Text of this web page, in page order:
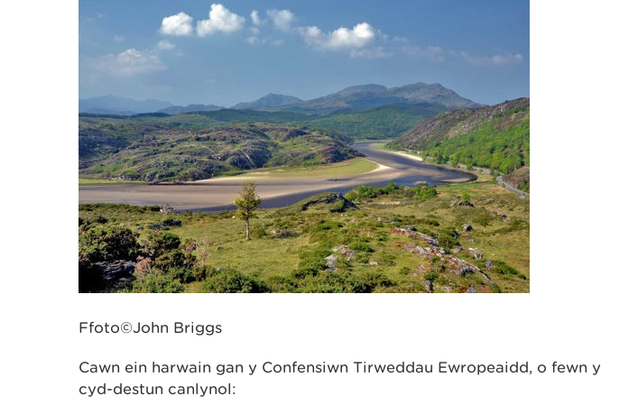
Ffoto©John Briggs
Cawn ein harwain gan y Confensiwn Tirweddau Ewropeaidd, o fewn y
cyd-destun canlynol: